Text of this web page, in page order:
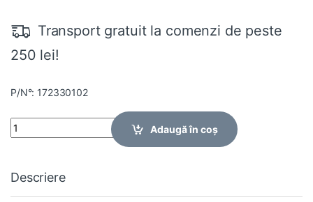
Transport gratuit la comenzi de peste
250 lei!
P/N°: 172330102
Quantity
Adaugă în coș
Descriere